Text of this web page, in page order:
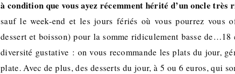
à condition que vous ayez récemment hérité d’un oncle très
sauf le week-end et les jours fériés où vous pourrez vous
dessert et boisson) pour la somme ridiculement basse de…18
diversité gustative : on vous recommande les plats du jour,
plate. Avec de plus, des desserts du jour, à 5 ou 6 euros, qui